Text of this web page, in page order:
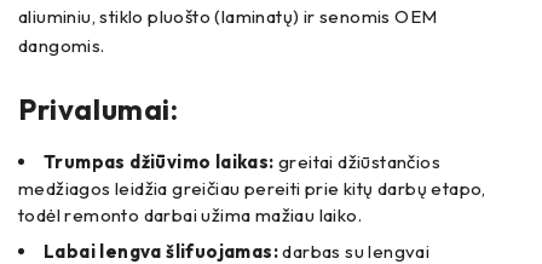
aliuminiu, stiklo pluošto (laminatų) ir senomis OEM
dangomis.
Privalumai:
Trumpas džiūvimo laikas: greitai džiūstančios
medžiagos leidžia greičiau pereiti prie kitų darbų etapo,
todėl remonto darbai užima mažiau laiko.
Labai lengva šlifuojamas:darbas su lengvai